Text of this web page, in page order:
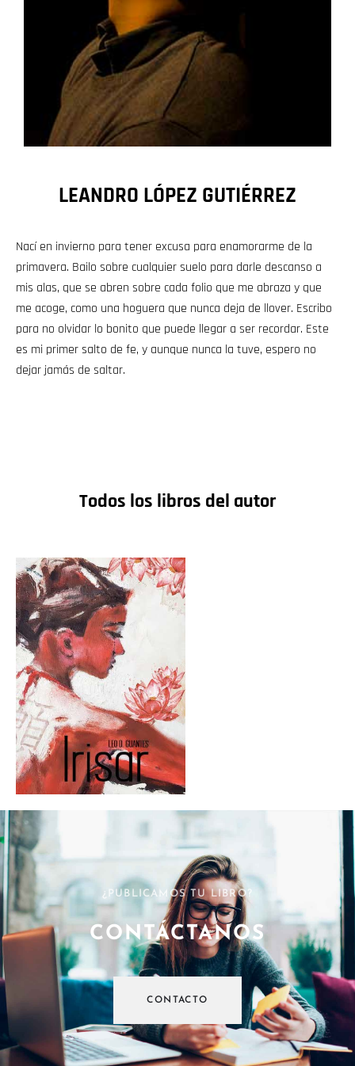
LEANDRO LÓPEZ GUTIÉRREZ
Nací en invierno para tener excusa para enamorarme de la
primavera. Bailo sobre cualquier suelo para darle descanso a
mis alas, que se abren sobre cada folio que me abraza y que
me acoge, como una hoguera que nunca deja de llover. Escribo
para no olvidar lo bonito que puede llegar a ser recordar. Este
es mi primer salto de fe, y aunque nunca la tuve, espero no
dejar jamás de saltar.
Todos los libros del autor
¿PUBLICAMOS TU LIBRO?
CONTÁCTANOS
CONTACTO